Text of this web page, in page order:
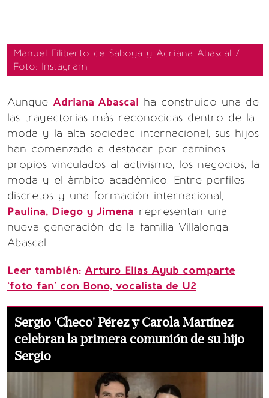
Manuel Filiberto de Saboya y Adriana Abascal /
Foto: Instagram
Aunque Adriana Abascal ha construido una de
las trayectorias más reconocidas dentro de la
moda y la alta sociedad internacional, sus hijos
han comenzado a destacar por caminos
propios vinculados al activismo, los negocios, la
moda y el ámbito académico. Entre perfiles
discretos y una formación internacional,
Paulina, Diego y Jimena representan una
nueva generación de la familia Villalonga
Abascal.
Leer también: Arturo Elias Ayub comparte
‘foto fan’ con Bono, vocalista de U2
Sergio 'Checo' Pérez y Carola Martínez
celebran la primera comunión de su hijo
Sergio